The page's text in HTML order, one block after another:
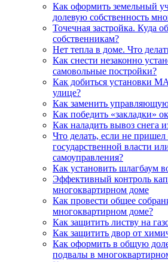
Как оформить земельный
долевую собственность
Точечная застройка. Куда
собственникам?
Нет тепла в доме. Что
Как снести незаконно
самовольные постройки?
Как добиться установки
улице?
Как заменить
Как победить «закладки»
Как наладить вывоз снега
Что делать, если не пришел
государственной власти
самоуправления?
Как установить шлагбаум
Эффективный контроль
многоквартирном доме
Как провести общее
многоквартирном доме?
Как защитить листву на
Как защитить двор от
Как оформить в общую
подвалы в